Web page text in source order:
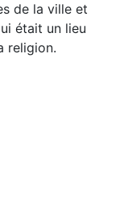
de la ville et
était un lieu
religion.